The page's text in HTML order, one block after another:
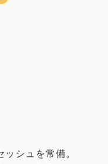
シュを常備。